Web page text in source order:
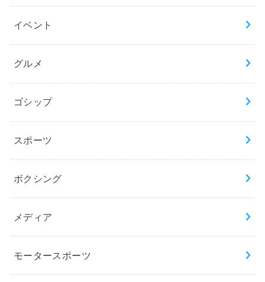
イベント
グルメ
ゴシップ
スポーツ
ボクシング
メディア
モータースポーツ